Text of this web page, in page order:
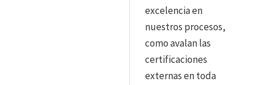
excelencia en
nuestros procesos,
como avalan las
certificaciones
externas en toda